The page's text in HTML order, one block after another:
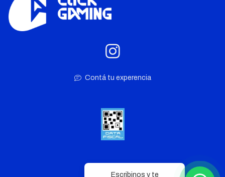
Contá tu experencia
Escribinos y te